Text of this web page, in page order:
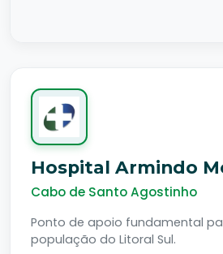
Hospital Armindo
Cabo de Santo Agostinho
Ponto de apoio fundamental
população do Litoral Sul.